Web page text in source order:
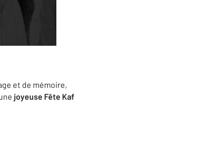
et de mémoire,
joyeuse Fête Kaf